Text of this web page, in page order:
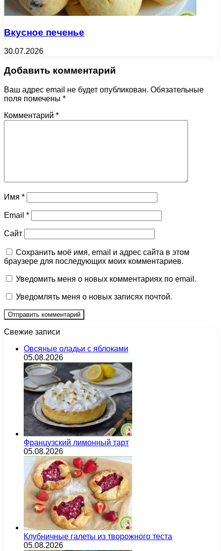
Вкусное печенье
30.07.2026
Добавить комментарий
Ваш адрес email не будет опубликован. Обязательные
поля помечены *
Комментарий *
Имя *
Email *
Сайт
Сохранить моё имя, email и адрес сайта в этом
браузере для последующих моих комментариев.
Уведомить меня о новых комментариях по email.
Уведомлять меня о новых записях почтой.
Свежие записи
Овсяные оладьи с яблоками
05.08.2026
Французский лимонный тарт
05.08.2026
Клубничные галеты из творожного теста
05.08.2026